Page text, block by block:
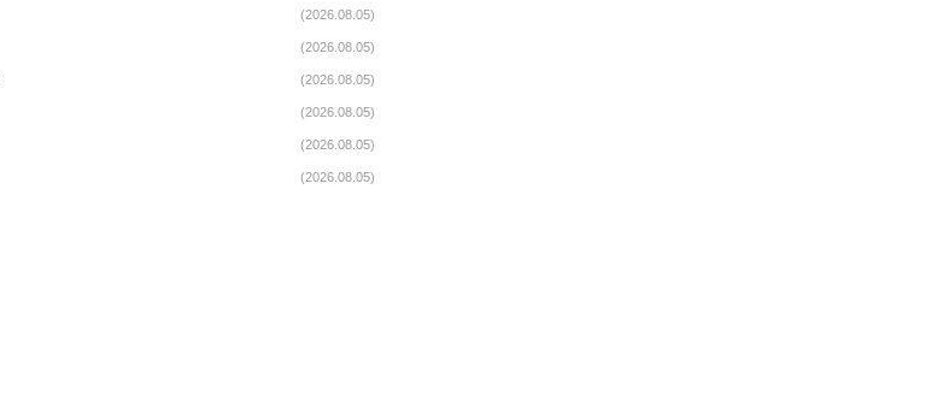
(2026.08.05)
(2026.08.05)
(2026.08.05)
(2026.08.05)
(2026.08.05)
(2026.08.05)